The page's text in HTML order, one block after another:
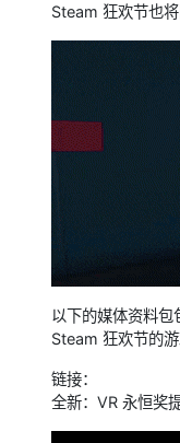
Steam 狂欢节也将
以下的媒体资料包
Steam 狂欢节的游
链接：
全新：VR 永恒奖